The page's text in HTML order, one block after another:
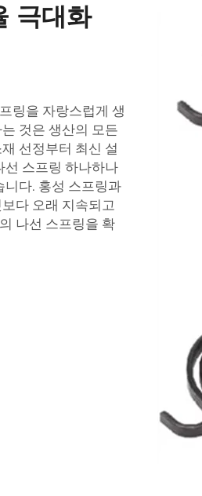
극대화
링을 자랑스럽게 생
것은 생산의 모든
선정부터 최신 설
선 스프링 하나하나
니다. 홍성 스프링과
다 오래 지속되고
나선 스프링을 확